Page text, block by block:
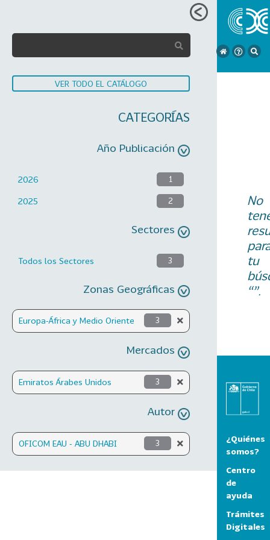
VER TODO EL CATÁLOGO
CATEGORÍAS
Año Publicación
2026 1
2025 2
Sectores
Todos los Sectores 3
Zonas Geográficas
Europa-África y Medio Oriente 3
Mercados
Emiratos Árabes Unidos 3
Autor
OFICOM EAU - ABU DHABI 3
No
tu
“”.
¿Quiénes
somos?
Centro
de
ayuda
Trámites
Digitales